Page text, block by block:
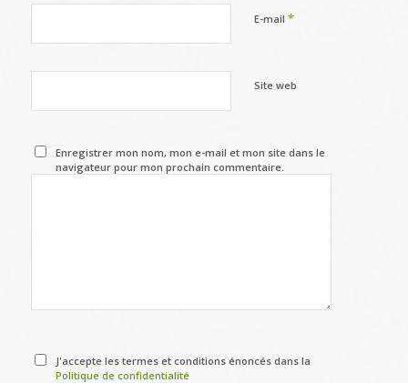
E-mail *
Site web
Enregistrer mon nom, mon e-mail et mon site dans le
navigateur pour mon prochain commentaire.
J'accepte les termes et conditions énoncés dans la
Politique de confidentialité